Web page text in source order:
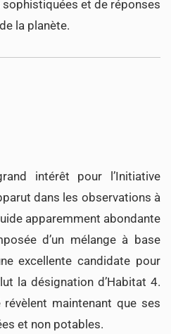
sophistiquées et de réponses
la planète.
intérêt pour l’Initiative
dans les observations à
apparemment abondante
d’un mélange à base
excellente candidate pour
la désignation d’Habitat 4.
maintenant que ses
et non potables.